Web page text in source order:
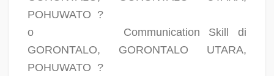
POHUWATO ?
o
Communication Skill di
GORONTALO, GORONTALO UTARA,
POHUWATO ?